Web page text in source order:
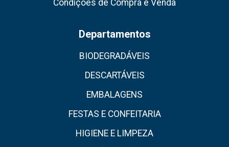
Condições de Compra e Venda
Departamentos
BIODEGRADÁVEIS
DESCARTÁVEIS
EMBALAGENS
FESTAS E CONFEITARIA
HIGIENE E LIMPEZA